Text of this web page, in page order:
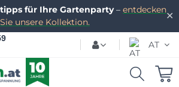
✕
für Ihre Gartenparty– entdecken
Sie unsere Kollektion.
AT